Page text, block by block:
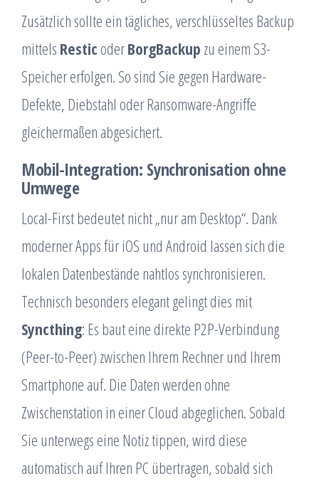
Zusätzlich sollte ein tägliches, verschlüsseltes Backup
mittels Restic oderBorgBackup zu einem S3-
Speicher erfolgen. So sind Sie gegen Hardware-
Defekte, Diebstahl oder Ransomware-Angriffe
gleichermaßen abgesichert.
Mobil-Integration: Synchronisation ohne
Umwege
Local-First bedeutet nicht „nur am Desktop“. Dank
moderner Apps für iOS und Android lassen sich die
lokalen Datenbestände nahtlos synchronisieren.
Technisch besonders elegant gelingt dies mit
Syncthing: Es baut eine direkte P2P-Verbindung
(Peer-to-Peer) zwischen Ihrem Rechner und Ihrem
Smartphone auf. Die Daten werden ohne
Zwischenstation in einer Cloud abgeglichen. Sobald
Sie unterwegs eine Notiz tippen, wird diese
automatisch auf Ihren PC übertragen, sobald sich